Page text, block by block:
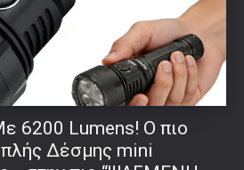
6200 Lumens! Ο πιο
Δέσμης mini